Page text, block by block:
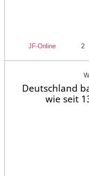
JF-Online 2
Deutschland
wie seit